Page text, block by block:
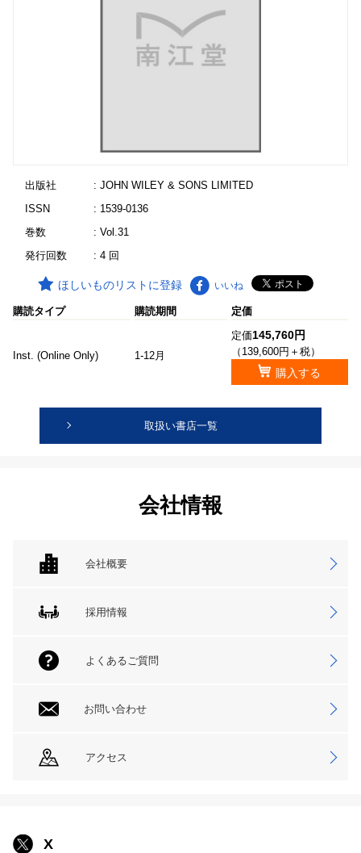
出版社
: JOHN WILEY & SONS LIMITED
ISSN
: 1539-0136
巻数
: Vol.31
発行回数
: 4 回
ほしいものリストに登録 いいね
購読タイプ 購読期間 定価
Inst. (Online Only) 1-12月
定価145,760円
（139,600円＋税）
購入する
取扱い書店一覧
会社情報
会社概要
採用情報
よくあるご質問
お問い合わせ
アクセス
X